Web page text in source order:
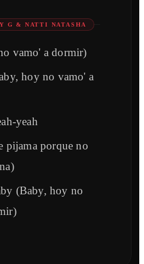
G & NATTI NATASHA
vamo' a dormir)
hoy no vamo' a
yeah
pijama porque no
(Baby, hoy no